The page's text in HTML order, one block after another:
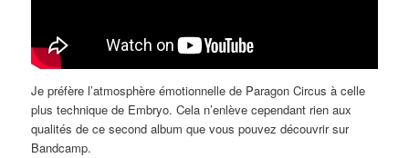
Je préfère l’atmosphère émotionnelle de Paragon Circus à celle
plus technique de Embryo. Cela n’enlève cependant rien aux
qualités de ce second album que vous pouvez découvrir sur
Bandcamp.